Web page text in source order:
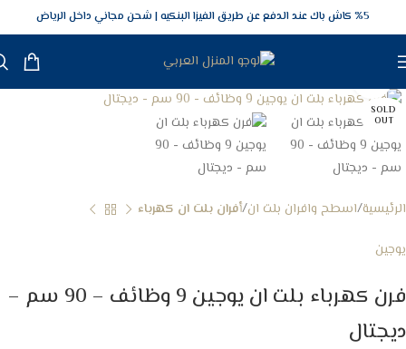
5‎% كاش باك عند الدفع عن طريق الفيزا البنكيه شحن مجاني داخل الرياض
SOLD
OUT
الرئيسية اسطح وافران بلت ان أفران بلت ان كهرباء
يوجين
فرن كهرباء بلت ان يوجين 9 وظائف – 90 سم –
ديجتال